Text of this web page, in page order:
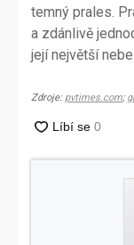
temný prales.
a zdánlivě
její největší
Zdroje: pvtimes.com;